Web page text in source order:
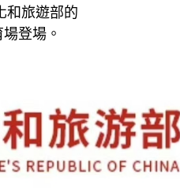
和旅遊部的
登場。